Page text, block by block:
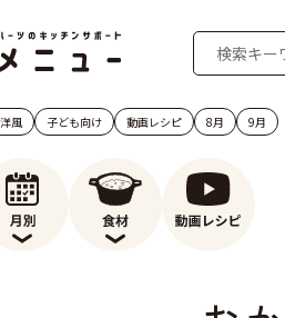
洋風 子ども向け 動画レシピ 8月 9月